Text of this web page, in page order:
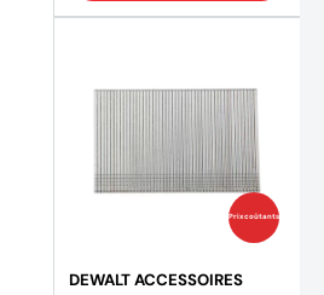
Prix coûtants
DEWALT ACCESSOIRES